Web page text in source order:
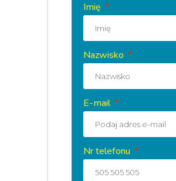
Imię
Nazwisko
E-mail
Nr telefonu